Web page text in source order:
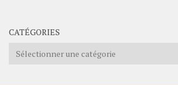
CATÉGORIES
Catégories